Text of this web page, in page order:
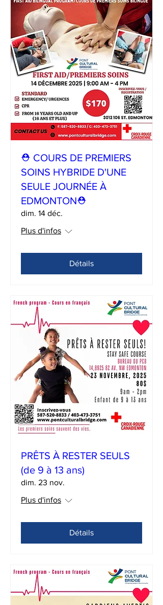
⛑ COURS DE PREMIERS
SOINS HYBRIDE D'UNE
SEULE JOURNÉE À
EDMONTON⛑
dim. 14 déc.
Plus d'infos
Détails
PRÊTS À RESTER SEULS
(de 9 à 13 ans)
dim. 23 nov.
Plus d'infos
Détails